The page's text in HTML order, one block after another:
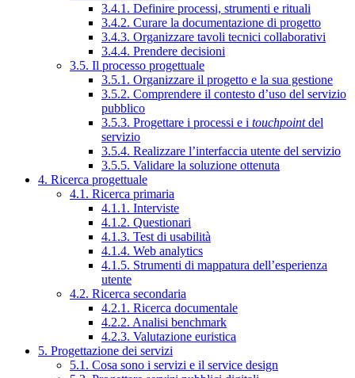
3.4.1. Definire processi, strumenti e rituali
3.4.2. Curare la documentazione di progetto
3.4.3. Organizzare tavoli tecnici collaborativi
3.4.4. Prendere decisioni
3.5. Il processo progettuale
3.5.1. Organizzare il progetto e la sua gestione
3.5.2. Comprendere il contesto d’uso del servizio
pubblico
3.5.3. Progettare i processi e i touchpointdel
servizio
3.5.4. Realizzare l’interfaccia utente del servizio
3.5.5. Validare la soluzione ottenuta
4. Ricerca progettuale
4.1. Ricerca primaria
4.1.1. Interviste
4.1.2. Questionari
4.1.3. Test di usabilità
4.1.4. Web analytics
4.1.5. Strumenti di mappatura dell’esperienza
utente
4.2. Ricerca secondaria
4.2.1. Ricerca documentale
4.2.2. Analisi benchmark
4.2.3. Valutazione euristica
5. Progettazione dei servizi
5.1. Cosa sono i servizi e il service design